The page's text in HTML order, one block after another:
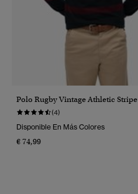
Polo Rugby Vintage Athletic Stripe
(4)
Disponible En Más Colores
€ 74,99